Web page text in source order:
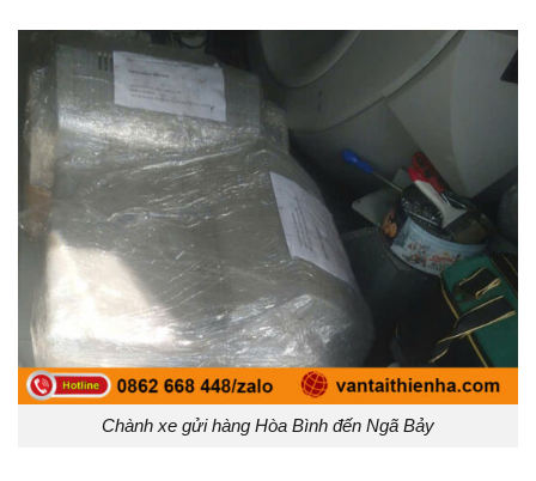
Chành xe gửi hàng Hòa Bình đến Ngã Bảy